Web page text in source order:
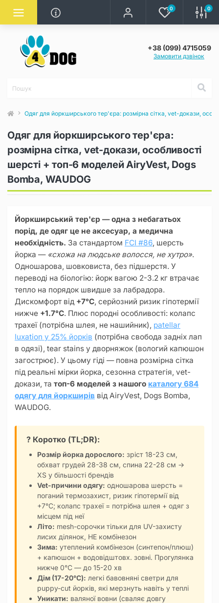
0 0
+38 (099) 4715059
Замовити дзвінок
Одяг для йоркширського тер'єра: розмірна сітка, vet-докази,
Одяг для йоркширського тер'єра:
розмірна сітка, vet-докази, особливості
шерсті + топ-6 моделей AiryVest, Dogs
Bomba, WAUDOG
Йоркширський тер'єр — одна з небагатьох
порід, де одяг це не аксесуар, а медична
необхідність. За стандартом FCI #86, шерсть
йорка — «схожа на людське волосся, не хутро».
Одношарова, шовковиста, без підшерстя. У
переводі на біологію: йорк вагою 2-3.2 кг втрачає
тепло на порядок швидше за лабрадора.
Дискомфорт від +7°C, серйозний ризик гіпотермії
нижче +1.7°C. Плюс породні особливості: колапс
трахеї (потрібна шлея, не нашийник), patellar
luxation у 25% йорків (потрібна свобода задніх лап
в одязі), tear stains у дворняжок (вологий капюшон
загострює). У цьому гіді — повна розмірна сітка
під реальні мірки йорка, сезонна стратегія, vet-
докази, та топ-6 моделей з нашого каталогу 684
одягу для йоркширів від AiryVest, Dogs Bomba,
WAUDOG.
? Коротко (TL;DR):
Розмір йорка дорослого: зріст 18-23 см,
обхват грудей 28-38 см, спина 22-28 см →
XS у більшості брендів
Vet-причини одягу: одношарова шерсть =
поганий термозахист, ризик гіпотермії від
+7°C; колапс трахеї = потрібна шлея + одяг з
місцем під неї
Літо: mesh-сорочки тільки для UV-захисту
лисих ділянок, НЕ комбінезон
Зима: утеплений комбінезон (синтепон/плюш)
+ капюшон + водовідштовх. зовні. Прогулянка
нижче 0°C — до 15-20 хв
Дім (17-20°C): легкі бавовняні светри для
puppy-cut йорків, які мерзнуть навіть у теплі
Уникати: валяної вовни (сваляє довгу